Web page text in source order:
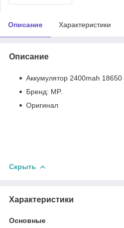
Описание Характеристики
Описание
Аккумулятор 2400mah 18650
Бренд: MP.
Оригинал
Скрыть
Характеристики
Основные